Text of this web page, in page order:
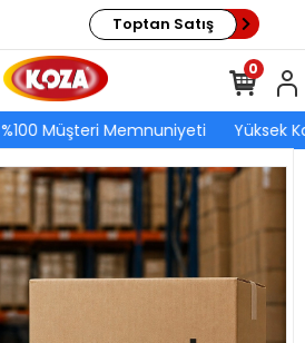
%100 Müşteri Memnuniyeti Yüksek
Toptan Satış
0